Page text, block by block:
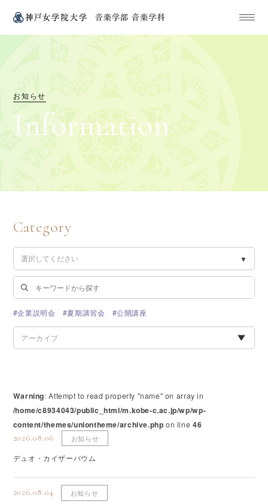
お知らせ
Information
Category
#企業説明会 #夏期講習会 #公開講座
アーカイブ
Warning: Attempt to read property "name" on array in
/home/c8934043/public_html/m.kobe-c.ac.jp/wp/wp-
content/themes/uniontheme/archive.php on line 46
2026.08.06 お知らせ
デュオ・カイザーバウム
2026.08.04 お知らせ